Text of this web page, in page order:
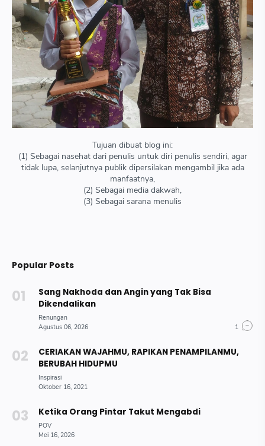
Tujuan dibuat blog ini:
(1) Sebagai nasehat dari penulis untuk diri penulis sendiri, agar
tidak lupa, selanjutnya publik dipersilakan mengambil jika ada
manfaatnya,
(2) Sebagai media dakwah,
(3) Sebagai sarana menulis
Popular Posts
Sang Nakhoda dan Angin yang Tak Bisa
Dikendalikan
CERIAKAN WAJAHMU, RAPIKAN PENAMPILANMU,
BERUBAH HIDUPMU
Ketika Orang Pintar Takut Mengabdi